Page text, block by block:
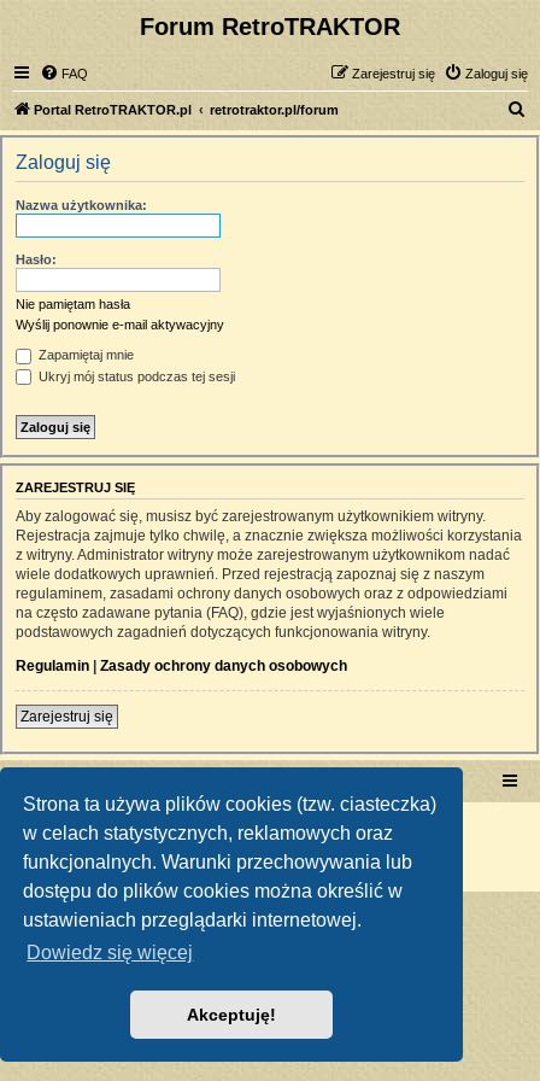
Strona ta używa plików cookies (tzw. ciasteczka)
w celach statystycznych, reklamowych oraz
funkcjonalnych. Warunki przechowywania lub
dostępu do plików cookies można określić w
ustawieniach przeglądarki internetowej.
Dowiedz się więcej
Akceptuję!
Forum RetroTRAKTOR
FAQ Zaloguj się
Zarejestruj się
Portal RetroTRAKTOR.pl retrotraktor.pl/forum
z
Zaloguj się
Nazwa użytkownika:
Hasło:
Nie pamiętam hasła
Wyślij ponownie e-mail aktywacyjny
Zapamiętaj mnie
Ukryj mój status podczas tej sesji
ZAREJESTRUJ SIĘ
Aby zalogować się, musisz być zarejestrowanym użytkownikiem witryny.
Rejestracja zajmuje tylko chwilę, a znacznie zwiększa możliwości korzystania
z witryny. Administrator witryny może zarejestrowanym użytkownikom nadać
wiele dodatkowych uprawnień. Przed rejestracją zapoznaj się z naszym
regulaminem, zasadami ochrony danych osobowych oraz z odpowiedziami
na często zadawane pytania (FAQ), gdzie jest wyjaśnionych wiele
podstawowych zagadnień dotyczących funkcjonowania witryny.
Regulamin | Zasady ochrony danych osobowych
Zarejestruj się
Technologię dostarcza phpBB ® Forum Software © phpBB Limited
Polski pakiet językowy dostarcza
Zasady ochrony danych osobowych|Regulamin